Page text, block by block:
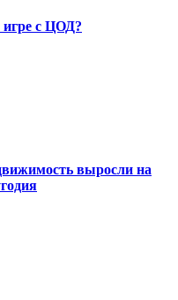
с ЦОД?
выросли на